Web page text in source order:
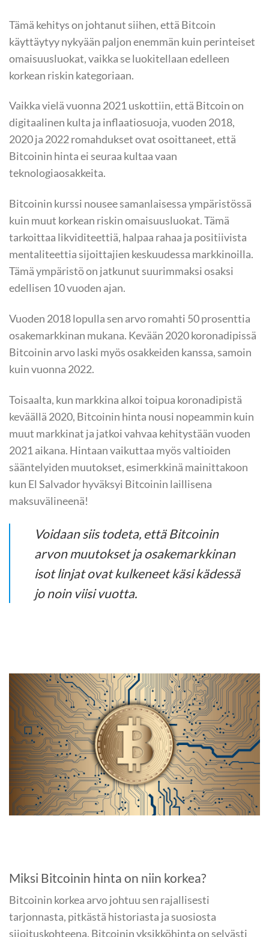
Tämä kehitys on johtanut siihen, että Bitcoin
käyttäytyy nykyään paljon enemmän kuin perinteiset
omaisuusluokat, vaikka se luokitellaan edelleen
korkean riskin kategoriaan.
Vaikka vielä vuonna 2021 uskottiin, että Bitcoin on
digitaalinen kulta ja inflaatiosuoja, vuoden 2018,
2020 ja 2022 romahdukset ovat osoittaneet, että
Bitcoinin hinta ei seuraa kultaa vaan
teknologiaosakkeita.
Bitcoinin kurssi nousee samanlaisessa ympäristössä
kuin muut korkean riskin omaisuusluokat. Tämä
tarkoittaa likviditeettiä, halpaa rahaa ja positiivista
mentaliteettia sijoittajien keskuudessa markkinoilla.
Tämä ympäristö on jatkunut suurimmaksi osaksi
edellisen 10 vuoden ajan.
Vuoden 2018 lopulla sen arvo romahti 50 prosenttia
osakemarkkinan mukana. Kevään 2020 koronadipissä
Bitcoinin arvo laski myös osakkeiden kanssa, samoin
kuin vuonna 2022.
Toisaalta, kun markkina alkoi toipua koronadipistä
keväällä 2020, Bitcoinin hinta nousi nopeammin kuin
muut markkinat ja jatkoi vahvaa kehitystään vuoden
2021 aikana. Hintaan vaikuttaa myös valtioiden
sääntelyiden muutokset, esimerkkinä mainittakoon
kun El Salvador hyväksyi Bitcoinin laillisena
maksuvälineenä!
Voidaan siis todeta, että Bitcoinin
arvon muutokset ja osakemarkkinan
isot linjat ovat kulkeneet käsi kädessä
jo noin viisi vuotta.
Miksi Bitcoinin hinta on niin korkea?
Bitcoinin korkea arvo johtuu sen rajallisesti
tarjonnasta, pitkästä historiasta ja suosiosta
sijoituskohteena. Bitcoinin yksikköhinta on selvästi